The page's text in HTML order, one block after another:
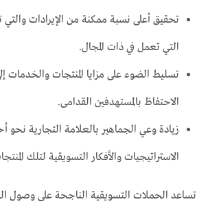
تحقيق أعلى نسبة ممكنة من الإيرادات والتي
التي تعمل في ذات المجال.
تسليط الضوء على مزايا المنتجات
الاحتفاظ بالمستهدفين القدامى.
زيادة وعي الجماهير بالعلامة التجارية
الاستراتيجيات والأفكار التسويقية لتلك
تساعد الحملات التسويقية الناجحة على وصول